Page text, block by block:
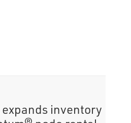
expands inventory